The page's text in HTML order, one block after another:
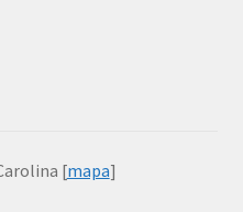
[mapa]